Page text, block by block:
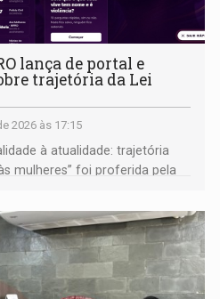
lança de portal e
trajetória da Lei
2026 às 17:15
à atualidade: trajetória
mulheres” foi proferida pela